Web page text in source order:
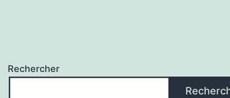
Rechercher